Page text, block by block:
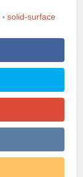
• solid-surface